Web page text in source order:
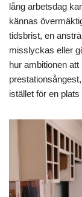
lång arbetsdag
kännas
tidsbrist, en
misslyckas eller
hur ambitionen
istället för en plats